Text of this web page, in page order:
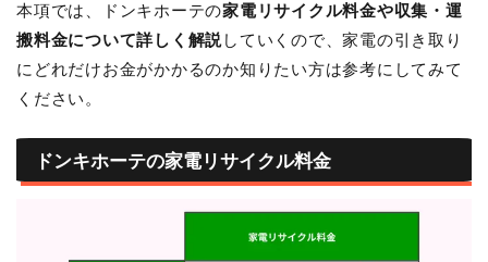
本項では、ドンキホーテの家電リサイクル料金や収集・運
搬料金について詳しく解説 していくので、家電の引き取り
にどれだけお金がかかるのか知りたい方は参考にしてみて
ください。
ドンキホーテの家電リサイクル料金